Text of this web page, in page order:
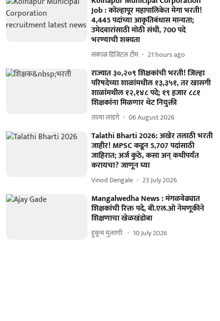
Job : कोल्हापूर महापालिकेत मेगा भरती!
4,445 पदांच्या आकृतिबंधास मान्यता;
उमेदवारांसाठी मोठी संधी, 700 पदे
भरण्याची शक्यता
सकाळ डिजिटल टीम 21 hours ago
राज्यात ३०,२०९ शिक्षकांची भरती! जिल्हा
परिषदेच्या शाळांमधील १३,३५१, तर खासगी
शाळांमधील १२,१४८ पदे; १९ हजार ८८१
शिक्षकांना मिळणार थेट नियुक्ती
तात्या लांडगे 06 August 2026
Talathi Bharti 2026: अखेर तलाठी भरती
जाहीर! MPSC कडून 5,707 पदांसाठी
जाहिरात; अर्ज कुठे, कसा अन् कधीपर्यंत
करायचा? जाणून घ्या
Vinod Dengale 23 July 2026
Mangalwedha News : मंगळवेढ्यात
शिक्षकांची रिक्त पदे, बी.एल.ओ नेमणूकीने
शिक्षणाचा खेळखंडोबा
हुकूम मुलाणी ​ 10 July 2026